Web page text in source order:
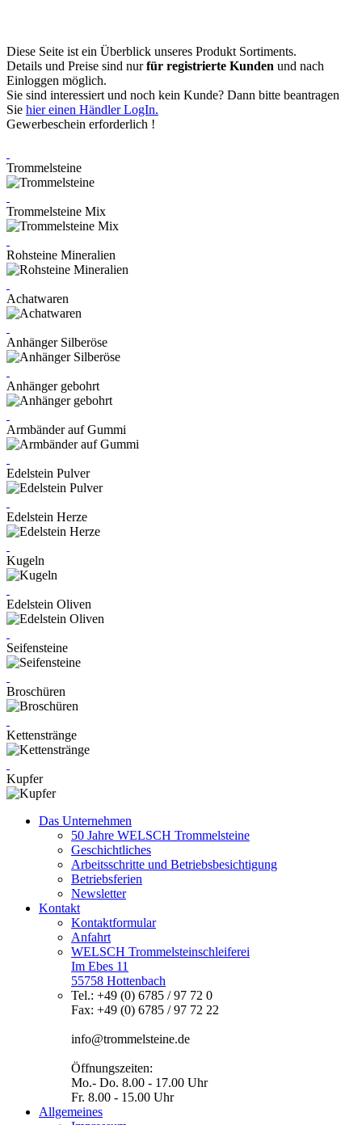
Diese Seite ist ein Überblick unseres Produkt Sortiments.
Details und Preise sind nurfür registrierte Kunden und nach
Einloggen möglich.
Sie sind interessiert und noch kein Kunde? Dann bitte beantragen
Sie hier einen Händler LogIn.
Gewerbeschein erforderlich !
Trommelsteine
Trommelsteine Mix
Rohsteine Mineralien
Achatwaren
Anhänger Silberöse
Anhänger gebohrt
Armbänder auf Gummi
Edelstein Pulver
Edelstein Herze
Kugeln
Edelstein Oliven
Seifensteine
Broschüren
Kettenstränge
Kupfer
Das Unternehmen
50 Jahre WELSCH Trommelsteine
Geschichtliches
Arbeitsschritte und Betriebsbesichtigung
Betriebsferien
Newsletter
Kontakt
Kontaktformular
Anfahrt
WELSCH Trommelsteinschleiferei
Im Ebes 11
55758 Hottenbach
Tel.: +49 (0) 6785 / 97 72 0
Fax: +49 (0) 6785 / 97 72 22
info@trommelsteine.de
Öffnungszeiten:
Mo.- Do. 8.00 - 17.00 Uhr
Fr. 8.00 - 15.00 Uhr
Allgemeines